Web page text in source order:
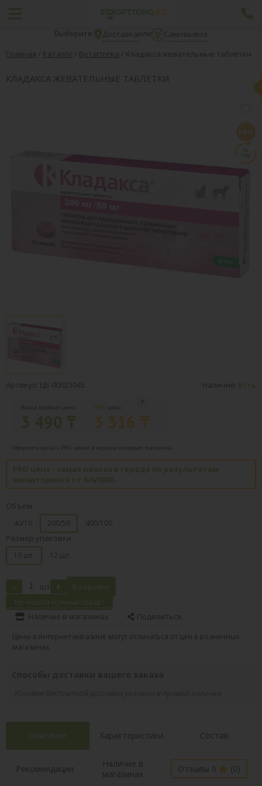
Выберите: Доставкаили
Самовывоз
Главная / Каталог / Ветаптека / Кладакса жевательные таблетки
КЛАДАКСА ЖЕВАТЕЛЬНЫЕ ТАБЛЕТКИ
Артикул: ЦБ-00023045 Наличие: Есть
Ваша клубная цена: PRO цена:
3 316 ₸
Оформите заказ с PRO ценой в корзине интернет-магазина.
PRO цена - самая низкая в городе по результатам
мониторинга от 8/6/2026
Объем
40/10 200/50 400/100
Размер упаковки
10 шт. 12 шт.
- шт + В корзину
Не нашли нужный товар?
Наличие в магазинах Поделиться
Цены в интернет-магазине могут отличаться от цен в розничных
магазинах.
Описание Характеристики Состав
Рекомендации
Наличие в
магазинах
Отзывы 0 (0)